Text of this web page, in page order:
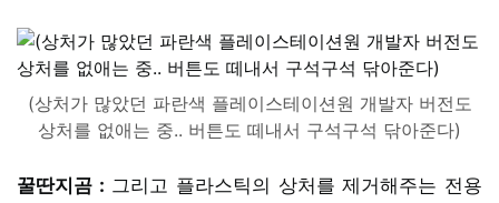
(상처가 많았던 파란색 플레이스테이션원 개발자 버전도
상처를 없애는 중.. 버튼도 떼내서 구석구석 닦아준다)
꿀딴지곰 : 그리고 플라스틱의 상처를 제거해주는 전용